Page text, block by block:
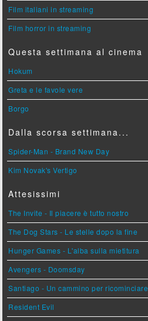
Film italiani in streaming
Film horror in streaming
Questa settimana al cinema
Hokum
Greta e le favole vere
Borgo
Dalla scorsa settimana...
Spider-Man - Brand New Day
Kim Novak's Vertigo
Attesissimi
The Invite - Il piacere è tutto nostro
The Dog Stars - Le stelle dopo la fine
Hunger Games - L'alba sulla mietitura
Avengers - Doomsday
Santiago - Un cammino per ricominciare
Resident Evil